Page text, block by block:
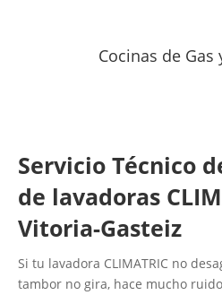
Cocinas de Gas
Servicio Técnico
de lavadoras
Vitoria-Gasteiz
Si tu lavadora CLIMATRIC no
tambor no gira, hace mucho